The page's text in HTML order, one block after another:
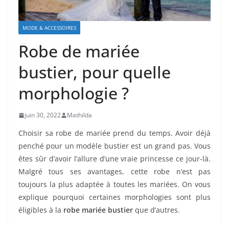
MODE & ACCESSOIRES
Robe de mariée
bustier, pour quelle
morphologie ?
juin 30, 2022 Mathilda
Choisir sa robe de mariée prend du temps. Avoir déjà
penché pour un modèle bustier est un grand pas. Vous
êtes sûr d’avoir l’allure d’une vraie princesse ce jour-là.
Malgré tous ses avantages, cette robe n’est pas
toujours la plus adaptée à toutes les mariées. On vous
explique pourquoi certaines morphologies sont plus
éligibles à la robe mariée bustier que d’autres.